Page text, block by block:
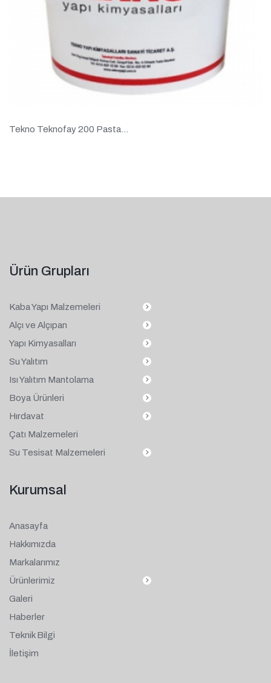
Tekno Teknofay 200 Pasta...
Ürün Grupları
Kaba Yapı Malzemeleri
Alçı ve Alçıpan
Yapı Kimyasalları
Su Yalıtım
Isı Yalıtım Mantolama
Boya Ürünleri
Hırdavat
Çatı Malzemeleri
Su Tesisat Malzemeleri
Kurumsal
Anasayfa
Hakkımızda
Markalarımız
Ürünlerimiz
Galeri
Haberler
Teknik Bilgi
İletişim